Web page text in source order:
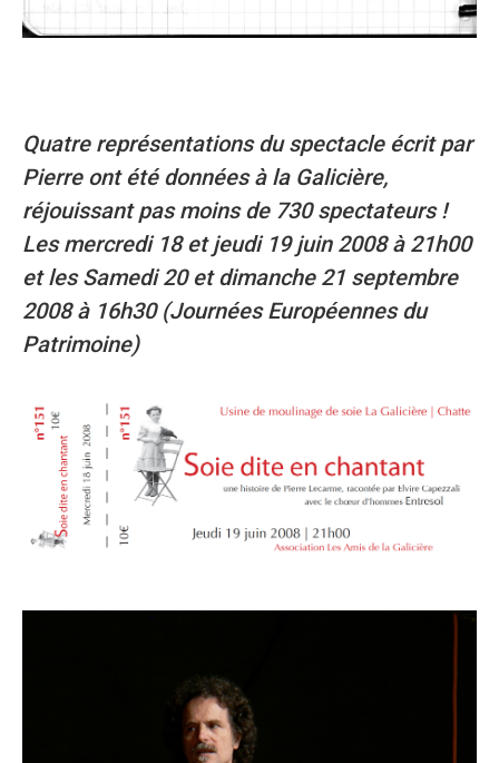
Quatre représentations du spectacle écrit par
Pierre ont été données à la Galicière,
réjouissant pas moins de 730 spectateurs !
Les mercredi 18 et jeudi 19 juin 2008 à 21h00
et lesSamedi 20 et dimanche 21 septembre
2008 à 16h30 (Journées Européennes du
Patrimoine)